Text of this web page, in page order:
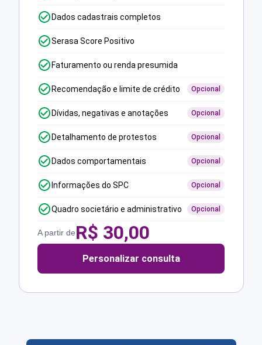
Dados cadastrais completos
Serasa Score Positivo
Faturamento ou renda presumida
Recomendação e limite de crédito Opcional
Dívidas, negativas e anotações Opcional
Detalhamento de protestos Opcional
Dados comportamentais Opcional
Informações do SPC Opcional
Quadro societário e administrativo Opcional
A partir deR$ 30,00
Personalizar consulta